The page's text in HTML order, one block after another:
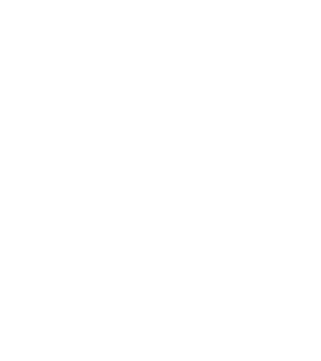
qu’une page. »
ensemble des
régions et de